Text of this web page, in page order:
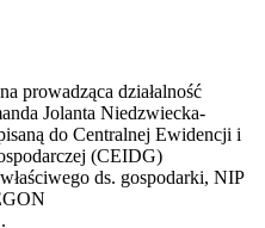
prowadząca działalność
Jolanta Niedzwiecka-
do Centralnej Ewidencji i
(CEIDG)
ds. gospodarki, NIP